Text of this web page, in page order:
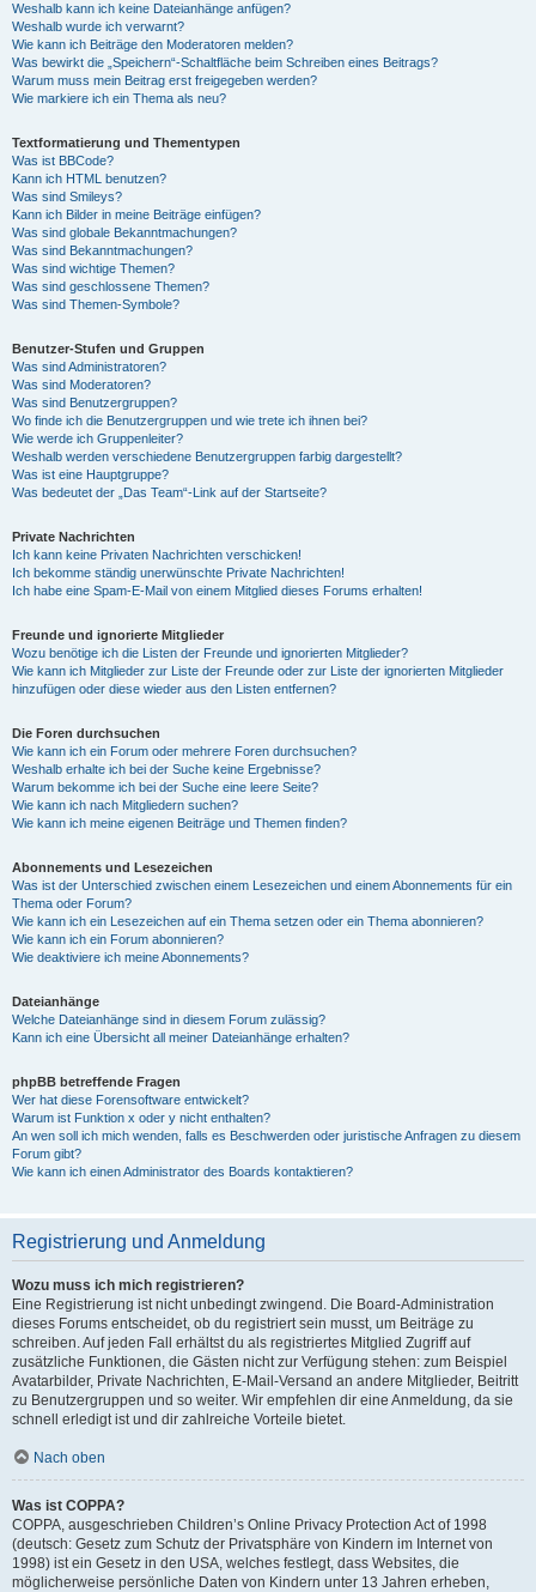
Weshalb kann ich keine Dateianhänge anfügen?
Weshalb wurde ich verwarnt?
Wie kann ich Beiträge den Moderatoren melden?
Was bewirkt die „Speichern“-Schaltfläche beim Schreiben eines Beitrags?
Warum muss mein Beitrag erst freigegeben werden?
Wie markiere ich ein Thema als neu?
Textformatierung und Thementypen
Was ist BBCode?
Kann ich HTML benutzen?
Was sind Smileys?
Kann ich Bilder in meine Beiträge einfügen?
Was sind globale Bekanntmachungen?
Was sind Bekanntmachungen?
Was sind wichtige Themen?
Was sind geschlossene Themen?
Was sind Themen-Symbole?
Benutzer-Stufen und Gruppen
Was sind Administratoren?
Was sind Moderatoren?
Was sind Benutzergruppen?
Wo finde ich die Benutzergruppen und wie trete ich ihnen bei?
Wie werde ich Gruppenleiter?
Weshalb werden verschiedene Benutzergruppen farbig dargestellt?
Was ist eine Hauptgruppe?
Was bedeutet der „Das Team“-Link auf der Startseite?
Private Nachrichten
Ich kann keine Privaten Nachrichten verschicken!
Ich bekomme ständig unerwünschte Private Nachrichten!
Ich habe eine Spam-E-Mail von einem Mitglied dieses Forums erhalten!
Freunde und ignorierte Mitglieder
Wozu benötige ich die Listen der Freunde und ignorierten Mitglieder?
Wie kann ich Mitglieder zur Liste der Freunde oder zur Liste der ignorierten Mitglieder
hinzufügen oder diese wieder aus den Listen entfernen?
Die Foren durchsuchen
Wie kann ich ein Forum oder mehrere Foren durchsuchen?
Weshalb erhalte ich bei der Suche keine Ergebnisse?
Warum bekomme ich bei der Suche eine leere Seite?
Wie kann ich nach Mitgliedern suchen?
Wie kann ich meine eigenen Beiträge und Themen finden?
Abonnements und Lesezeichen
Was ist der Unterschied zwischen einem Lesezeichen und einem Abonnements für ein
Thema oder Forum?
Wie kann ich ein Lesezeichen auf ein Thema setzen oder ein Thema abonnieren?
Wie kann ich ein Forum abonnieren?
Wie deaktiviere ich meine Abonnements?
Dateianhänge
Welche Dateianhänge sind in diesem Forum zulässig?
Kann ich eine Übersicht all meiner Dateianhänge erhalten?
phpBB betreffende Fragen
Wer hat diese Forensoftware entwickelt?
Warum ist Funktion x oder y nicht enthalten?
An wen soll ich mich wenden, falls es Beschwerden oder juristische Anfragen zu diesem
Forum gibt?
Wie kann ich einen Administrator des Boards kontaktieren?
Registrierung und Anmeldung
Wozu muss ich mich registrieren?
Eine Registrierung ist nicht unbedingt zwingend. Die Board-Administration
dieses Forums entscheidet, ob du registriert sein musst, um Beiträge zu
schreiben. Auf jeden Fall erhältst du als registriertes Mitglied Zugriff auf
zusätzliche Funktionen, die Gästen nicht zur Verfügung stehen: zum Beispiel
Avatarbilder, Private Nachrichten, E-Mail-Versand an andere Mitglieder, Beitritt
zu Benutzergruppen und so weiter. Wir empfehlen dir eine Anmeldung, da sie
schnell erledigt ist und dir zahlreiche Vorteile bietet.
Nach oben
Was ist COPPA?
COPPA, ausgeschrieben Children’s Online Privacy Protection Act of 1998
(deutsch: Gesetz zum Schutz der Privatsphäre von Kindern im Internet von
1998) ist ein Gesetz in den USA, welches festlegt, dass Websites, die
möglicherweise persönliche Daten von Kindern unter 13 Jahren erheben,